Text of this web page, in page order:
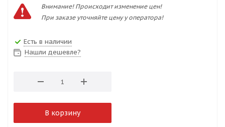
Внимание! Происходит изменение цен!
При заказе уточняйте цену у оператора!
Есть в наличии
Нашли дешевле?
В корзину